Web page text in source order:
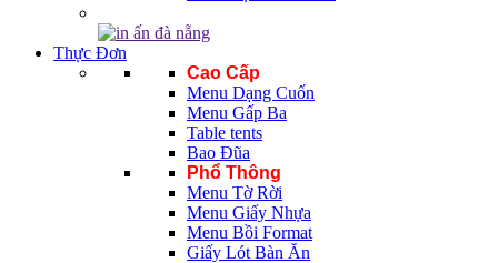
Thực Đơn
Cao Cấp
Menu Dạng Cuốn
Menu Gấp Ba
Table tents
Bao Đũa
Phổ Thông
Menu Tờ Rời
Menu Giấy Nhựa
Menu Bồi Format
Giấy Lót Bàn Ăn